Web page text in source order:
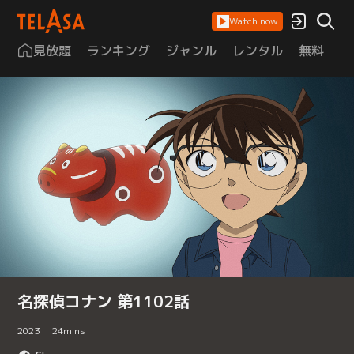
Watch now
見放題 ランキング ジャンル レンタル 無料
名探偵コナン 第1102話
2023 24mins